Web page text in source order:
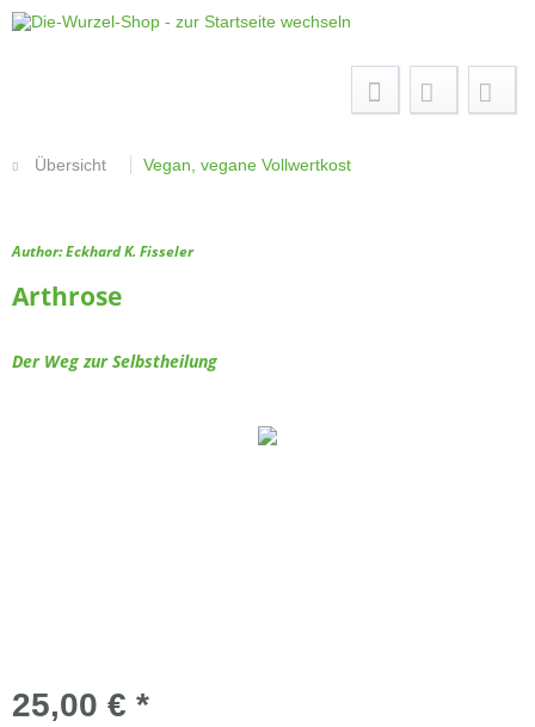
Übersicht Vegan, vegane Vollwertkost
Author: Eckhard K. Fisseler
Arthrose
Der Weg zur Selbstheilung
25,00 € *